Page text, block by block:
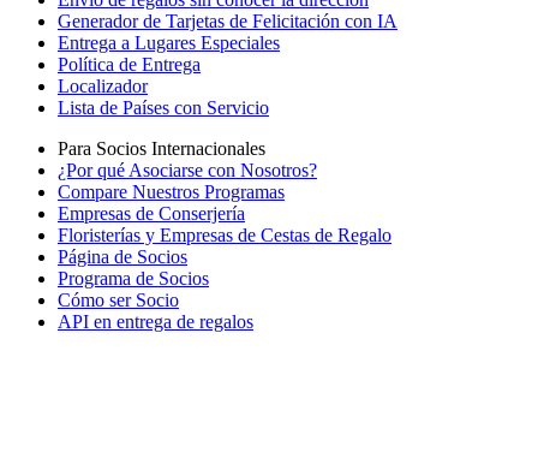
Generador de Tarjetas de Felicitación con IA
Entrega a Lugares Especiales
Política de Entrega
Localizador
Lista de Países con Servicio
Para Socios Internacionales
¿Por qué Asociarse con Nosotros?
Compare Nuestros Programas
Empresas de Conserjería
Floristerías y Empresas de Cestas de Regalo
Página de Socios
Programa de Socios
Cómo ser Socio
API en entrega de regalos